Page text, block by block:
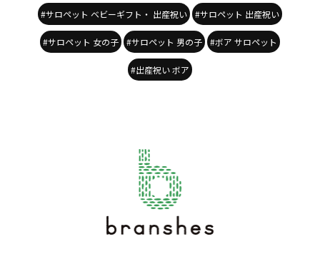
#サロペット ベビーギフト・ 出産祝い #サロペット 出産祝い
#サロペット 女の子 #サロペット 男の子 #ボア サロペット
#出産祝い ボア